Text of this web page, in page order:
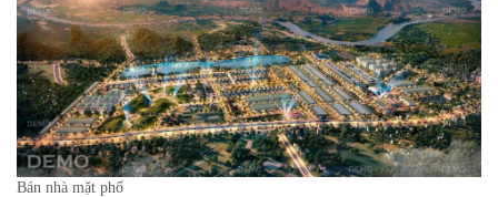
Bán nhà mặt phố